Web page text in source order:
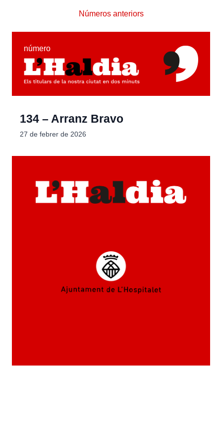
Números anteriors
número
134 – Arranz Bravo
27 de febrer de 2026